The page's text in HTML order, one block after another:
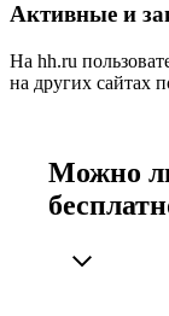
Активные и
На hh.ru
на других сайтах
Можно